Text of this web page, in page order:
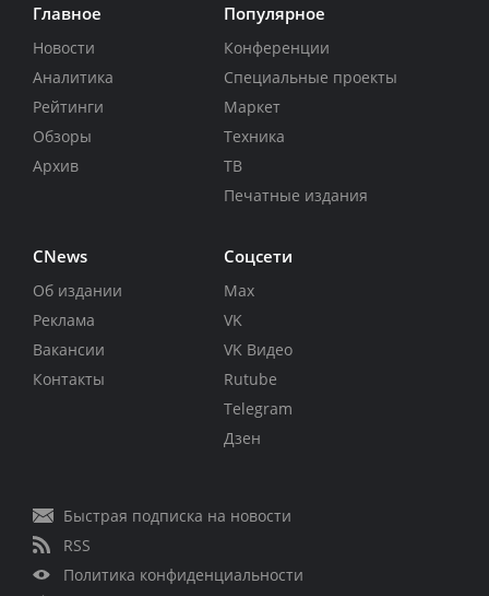
Главное
Новости
Аналитика
Рейтинги
Обзоры
Архив
Популярное
Конференции
Специальные проекты
Маркет
Техника
ТВ
Печатные издания
CNews
Об издании
Реклама
Вакансии
Контакты
Соцсети
Max
VK
VK Видео
Rutube
Telegram
Дзен
Быстрая подписка на новости
RSS
Политика конфиденциальности